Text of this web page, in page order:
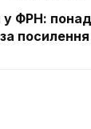
ФРН: понад
посилення